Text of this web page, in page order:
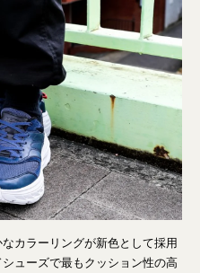
カラーリングが新色として採用
ューズで最もクッション性の高